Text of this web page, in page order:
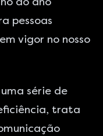
pessoas
vigor no nosso
série de
trata